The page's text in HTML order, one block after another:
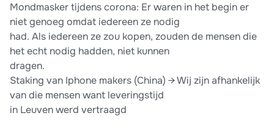
Mondmasker tijdens corona: Er waren in het begin er
niet genoeg omdat iedereen ze nodig
had. Als iedereen ze zou kopen, zouden de mensen die
het echt nodig hadden, niet kunnen
dragen.
Staking van Iphone makers (China) → Wij zijn afhankelijk
van die mensen want leveringstijd
in Leuven werd vertraagd